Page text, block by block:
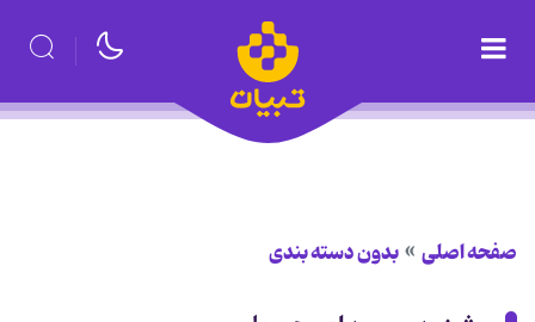
صفحه اصلی بدون دسته بندی